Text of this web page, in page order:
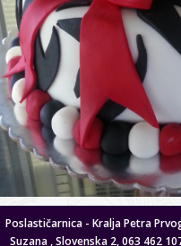
Poslastičarnica - Kralja Petra
Suzana , Slovenska 2, 063 462